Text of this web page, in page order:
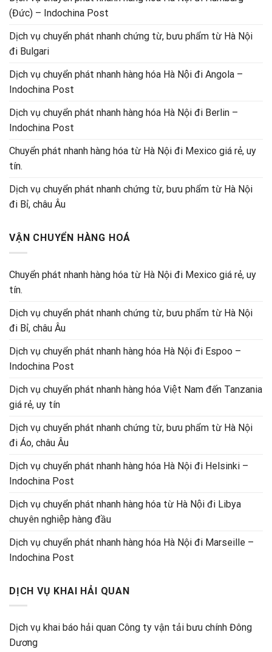
(Đức) – Indochina Post
Dịch vụ chuyển phát nhanh chứng từ, bưu phẩm từ Hà Nội
đi Bulgari
Dịch vụ chuyển phát nhanh hàng hóa Hà Nội đi Angola –
Indochina Post
Dịch vụ chuyển phát nhanh hàng hóa Hà Nội đi Berlin –
Indochina Post
Chuyển phát nhanh hàng hóa từ Hà Nội đi Mexico giá rẻ, uy
tín.
Dịch vụ chuyển phát nhanh chứng từ, bưu phẩm từ Hà Nội
đi Bỉ, châu Âu
VẬN CHUYỂN HÀNG HOÁ
Chuyển phát nhanh hàng hóa từ Hà Nội đi Mexico giá rẻ, uy
tín.
Dịch vụ chuyển phát nhanh chứng từ, bưu phẩm từ Hà Nội
đi Bỉ, châu Âu
Dịch vụ chuyển phát nhanh hàng hóa Hà Nội đi Espoo –
Indochina Post
Dịch vụ chuyển phát nhanh hàng hóa Việt Nam đến Tanzania
giá rẻ, uy tín
Dịch vụ chuyển phát nhanh chứng từ, bưu phẩm từ Hà Nội
đi Áo, châu Âu
Dịch vụ chuyển phát nhanh hàng hóa Hà Nội đi Helsinki –
Indochina Post
Dịch vụ chuyển phát nhanh hàng hóa từ Hà Nội đi Libya
chuyên nghiệp hàng đầu
Dịch vụ chuyển phát nhanh hàng hóa Hà Nội đi Marseille –
Indochina Post
DỊCH VỤ KHAI HẢI QUAN
Dịch vụ khai báo hải quan Công ty vận tải bưu chính Đông
Dương